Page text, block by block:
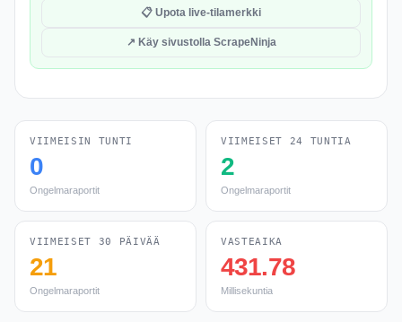
📋 Upota live-tilamerkki
↗ Käy sivustolla ScrapeNinja
VIIMEISIN TUNTI
0
Ongelmaraportit
VIIMEISET 24 TUNTIA
2
Ongelmaraportit
VIIMEISET 30 PÄIVÄÄ
21
Ongelmaraportit
VASTEAIKA
431.78
Millisekuntia